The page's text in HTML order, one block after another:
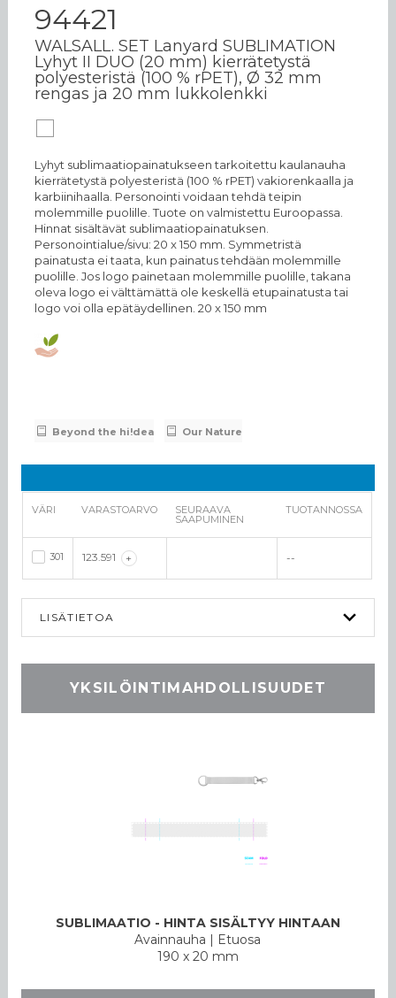
94421
WALSALL. SET Lanyard SUBLIMATION
Lyhyt II DUO (20 mm) kierrätetystä
polyesteristä (100 % rPET), Ø 32 mm
rengas ja 20 mm lukkolenkki
Lyhyt sublimaatiopainatukseen tarkoitettu kaulanauha
kierrätetystä polyesteristä (100 % rPET) vakiorenkaalla ja
karbiinihaalla. Personointi voidaan tehdä teipin
molemmille puolille. Tuote on valmistettu Euroopassa.
Hinnat sisältävät sublimaatiopainatuksen.
Personointialue/sivu: 20 x 150 mm. Symmetristä
painatusta ei taata, kun painatus tehdään molemmille
puolille. Jos logo painetaan molemmille puolille, takana
oleva logo ei välttämättä ole keskellä etupainatusta tai
logo voi olla epätäydellinen. 20 x 150 mm
Beyond the hi!dea Our Nature
VÄRI VARASTOARVO SEURAAVA
SAAPUMINEN
TUOTANNOSSA
301 123.591 + --
LISÄTIETOA
YKSILÖINTIMAHDOLLISUUDET
SUBLIMAATIO - HINTA SISÄLTYY HINTAAN
Avainnauha | Etuosa
190 x 20 mm